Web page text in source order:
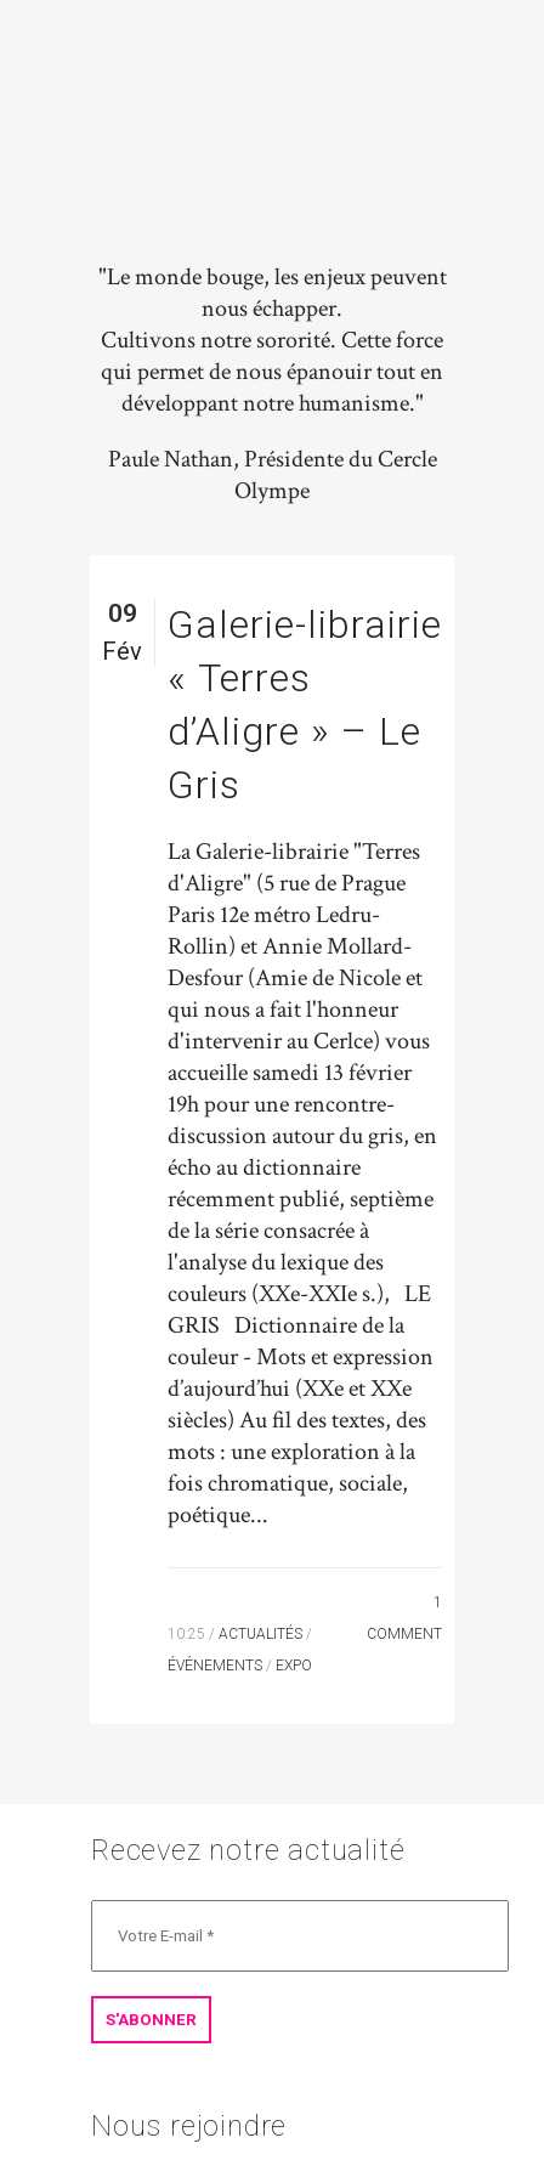
"Le monde bouge, les enjeux peuvent
nous échapper.
Cultivons notre sororité. Cette force
qui permet de nous épanouir tout en
développant notre humanisme."
Paule Nathan, Présidente du Cercle
Olympe
09
Fév
Galerie-librairie
« Terres
d’Aligre » – Le
Gris
La Galerie-librairie "Terres
d'Aligre" (5 rue de Prague
Paris 12e métro Ledru-
Rollin) et Annie Mollard-
Desfour (Amie de Nicole et
qui nous a fait l'honneur
d'intervenir au Cerlce) vous
accueille samedi 13 février
19h pour une rencontre-
discussion autour du gris, en
écho au dictionnaire
récemment publié, septième
de la série consacrée à
l'analyse du lexique des
couleurs (XXe-XXIe s.), LE
GRIS Dictionnaire de la
couleur - Mots et expression
d’aujourd’hui (XXe et XXe
siècles) Au fil des textes, des
mots : une exploration à la
fois chromatique, sociale,
poétique...
10:25 / ACTUALITÉS /
ÉVÉNEMENTS / EXPO
1
COMMENT
Recevez notre actualité
Nous rejoindre